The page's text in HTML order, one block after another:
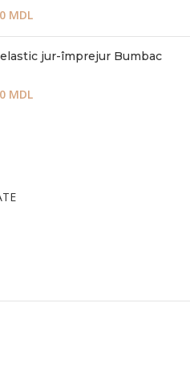
MDL
jur-împrejur Bumbac
MDL